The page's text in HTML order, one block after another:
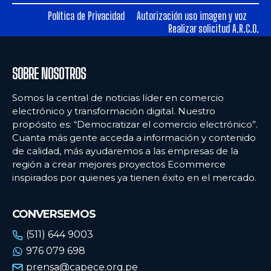
ARGENTINA
BOLIVIA
CHILE
COLOMBIA
ECUADOR
URUGUAY
VENEZUELA
ARGENTINA
BOLIVIA
CHILE
COLOMBIA
ECUADOR
URUGUAY
VENEZUELA
Política de Privacidad
Autorización uso imagen y voz
Realizar solicitud A.R.C.O.
SOBRE NOSOTROS
Somos la central de noticias líder en comercio
electrónico y transformación digital. Nuestro
propósito es: “Democratizar el comercio electrónico”.
Cuanta más gente acceda a información y contenido
de calidad, más ayudaremos a las empresas de la
región a crear mejores proyectos Ecommerce
inspirados por quienes ya tienen éxito en el mercado.
CONVERSEMOS
(511) 644 9003
976 079 698
prensa@capece.org.pe